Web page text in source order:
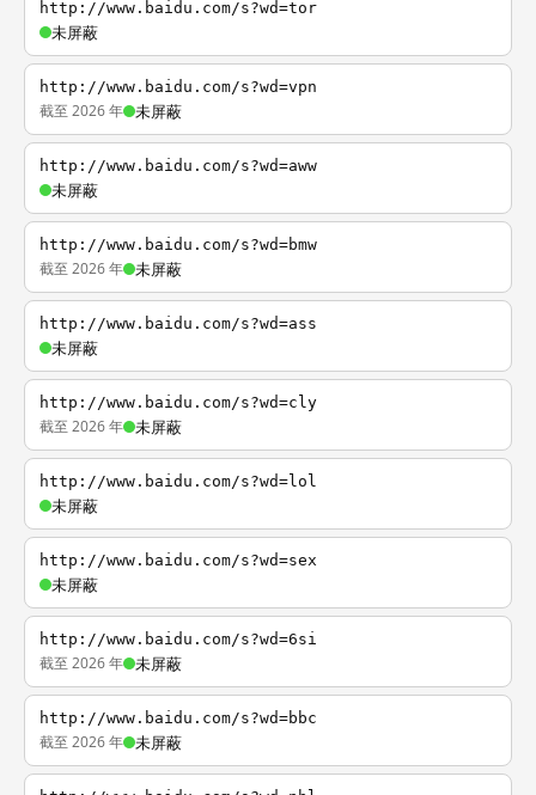
http://www.baidu.com/s?wd=tor
未屏蔽
http://www.baidu.com/s?wd=vpn
截至 2026 年 未屏蔽
http://www.baidu.com/s?wd=aww
未屏蔽
http://www.baidu.com/s?wd=bmw
截至 2026 年 未屏蔽
http://www.baidu.com/s?wd=ass
未屏蔽
http://www.baidu.com/s?wd=cly
截至 2026 年 未屏蔽
http://www.baidu.com/s?wd=lol
未屏蔽
http://www.baidu.com/s?wd=sex
未屏蔽
http://www.baidu.com/s?wd=6si
截至 2026 年 未屏蔽
http://www.baidu.com/s?wd=bbc
截至 2026 年 未屏蔽